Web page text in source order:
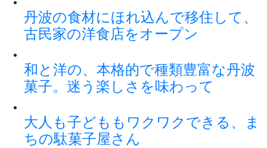
丹波の食材にほれ込んで移住して、
古民家の洋食店をオープン
和と洋の、本格的で種類豊富な丹波
菓子。迷う楽しさを味わって
大人も子どももワクワクできる、ま
ちの駄菓子屋さん